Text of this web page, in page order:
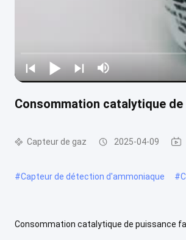
Consommation catalytique
Capteur de gaz 2025-04-09
#Capteur de détection d'ammoniaque #
Consommation catalytique de puissance